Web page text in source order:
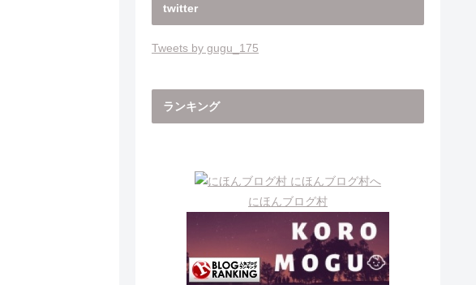
twitter
Tweets by gugu_175
ランキング
にほんブログ村